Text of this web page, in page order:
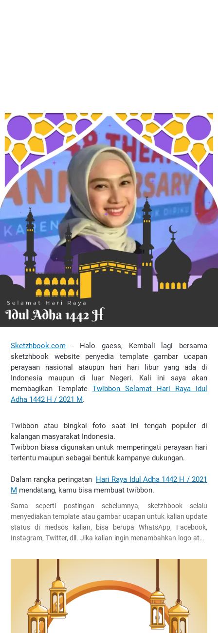
Sketzhbook.com - Halo gaess, Kembali lagi bersama
sketzhbook website penyedia template gambar ucapan
perayaan nasional ataupun hari hari libur yang ada di
Indonesia maupun di luar Negeri. Kali ini saya akan
membagikan Template Twibbon Selamat Hari Raya Idul
Adha 1442 H / 2021 M.
Twibbon atau bingkai foto saat ini tengah populer di
kalangan masyarakat Indonesia.
Twibbon biasa digunakan untuk memperingati perayaan hari
tertentu maupun sebagai bentuk kampanye dukungan.
Dalam rangka peringatan Hari Raya Idul Adha 1442 H / 2021
M mendatang, kamu bisa membuat twibbon.
Sama seperti postingan sebelumnya, sketzhbook selalu
menyediakan template atau gambar ucapan untuk kalian update
status di medsos kalian, bisa berupa WhatsApp, Facebook,
Instagram, Twitter, dll. Jika kalian ingin menambahkan logo atau
banyak versi handphone nya, seperti Canva, PicsArt, PicSay dan